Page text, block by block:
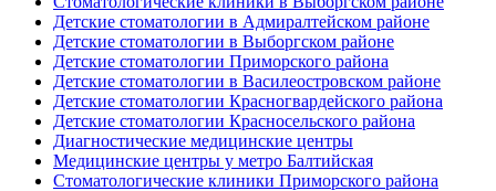
Детские стоматологии в Адмиралтейском районе
Детские стоматологии в Выборгском районе
Детские стоматологии Приморского района
Детские стоматологии в Василеостровском районе
Детские стоматологии Красногвардейского района
Детские стоматологии Красносельского района
Диагностические медицинские центры
Медицинские центры у метро Балтийская
Стоматологические клиники Приморского района